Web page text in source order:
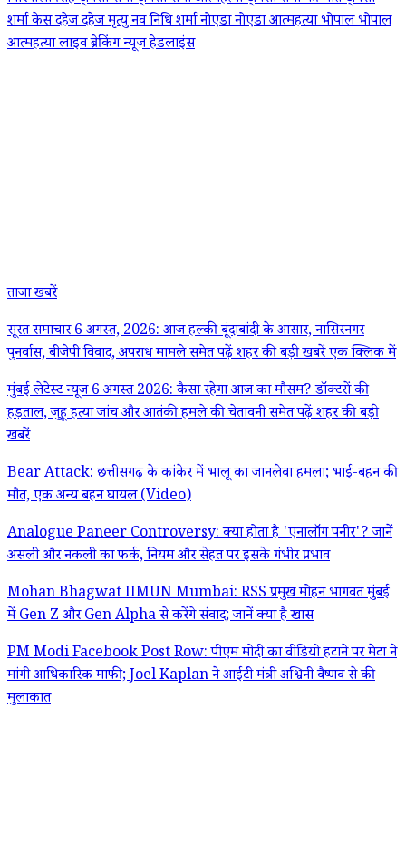
शर्मा केसदहेजदहेज मृत्युनव निधि शर्मानोएडानोएडा आत्महत्याभोपालभोपाल
आत्महत्यालाइव ब्रेकिंग न्यूज़ हेडलाइंस
ताजा खबरें
सूरत समाचार 6 अगस्त, 2026: आज हल्की बूंदाबांदी के आसार, नासिरनगर
पुनर्वास, बीजेपी विवाद, अपराध मामले समेत पढ़ें शहर की बड़ी खबरें एक क्लिक में
मुंबई लेटेस्ट न्यूज 6 अगस्त 2026: कैसा रहेगा आज का मौसम? डॉक्टरों की
हड़ताल, जुहू हत्या जांच और आतंकी हमले की चेतावनी समेत पढ़ें शहर की बड़ी
खबरें
Bear Attack: छत्तीसगढ़ के कांकेर में भालू का जानलेवा हमला; भाई-बहन की
मौत, एक अन्य बहन घायल (Video)
Analogue Paneer Controversy: क्या होता है 'एनालॉग पनीर'? जानें
असली और नकली का फर्क, नियम और सेहत पर इसके गंभीर प्रभाव
Mohan Bhagwat IIMUN Mumbai: RSS प्रमुख मोहन भागवत मुंबई
में Gen Z और Gen Alpha से करेंगे संवाद; जानें क्या है खास
PM Modi Facebook Post Row: पीएम मोदी का वीडियो हटाने पर मेटा ने
मांगी आधिकारिक माफी; Joel Kaplan ने आईटी मंत्री अश्विनी वैष्णव से की
मुलाकात